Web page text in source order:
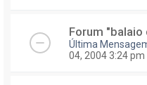
Forum "balaio
Última
04, 2004 3:24 pm